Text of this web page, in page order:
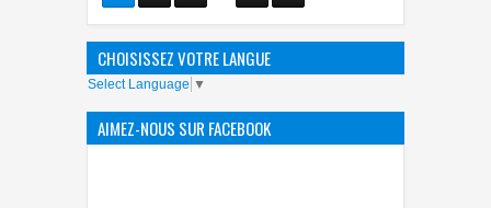
CHOISISSEZ VOTRE LANGUE
Select Language ▼
AIMEZ-NOUS SUR FACEBOOK